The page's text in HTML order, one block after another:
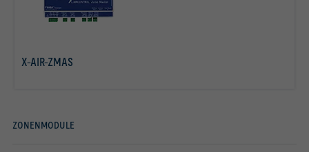
X-AIR-ZMAS
ZONENMODULE